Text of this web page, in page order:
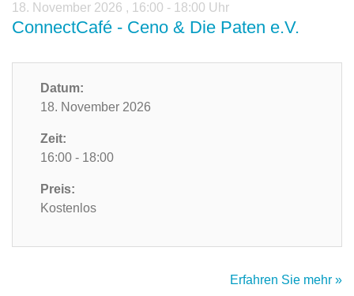
18. November 2026 , 16:00 - 18:00 Uhr
ConnectCafé - Ceno & Die Paten e.V.
Datum:
18. November 2026
Zeit:
16:00 - 18:00
Preis:
Kostenlos
Erfahren Sie mehr »